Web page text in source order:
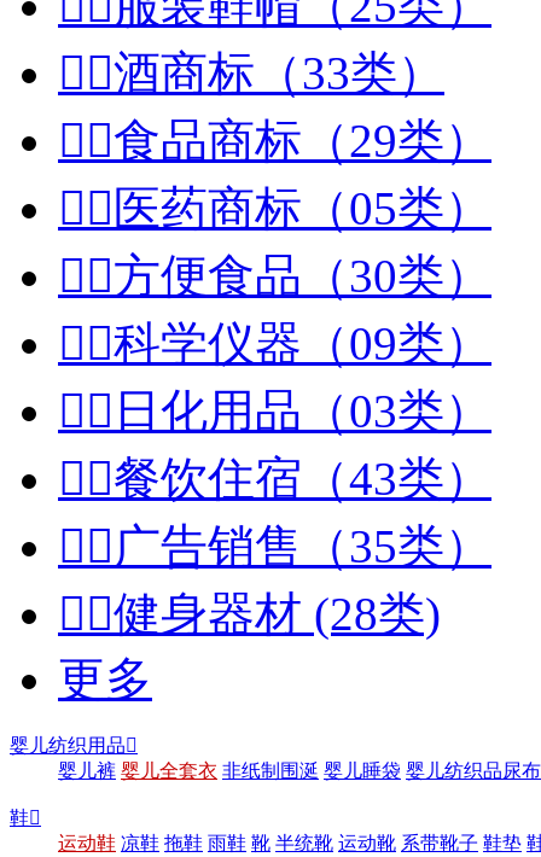
酒商标（33类）
食品商标（29类）
医药商标（05类）
方便食品（30类）
科学仪器（09类）
 日化用品（03类）
餐饮住宿（43类）
广告销售（35类）
健身器材 (28类)
更多
婴儿纺织用品
婴儿裤 婴儿全套衣 非纸制围涎 婴儿睡袋 婴儿纺织品尿布
鞋
运动鞋 凉鞋 拖鞋 雨鞋 靴 半统靴 运动靴 系带靴子 鞋垫